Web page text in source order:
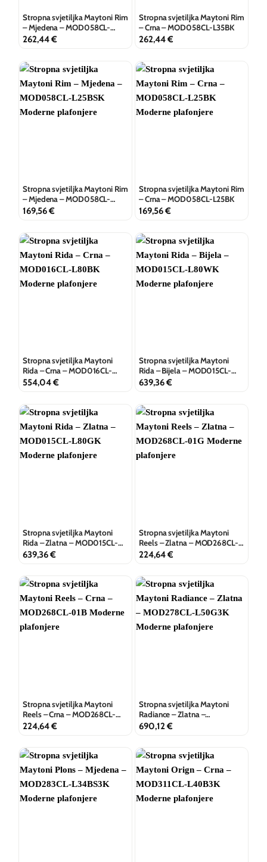
Stropna svjetiljka Maytoni Rim
– Mjedena – MOD058CL-
L35BSK
262,44€
Stropna svjetiljka Maytoni Rim
– Crna – MOD058CL-L35BK
262,44€
Stropna svjetiljka Maytoni Rim
– Mjedena – MOD058CL-
L25BSK
169,56€
Stropna svjetiljka Maytoni Rim
– Crna – MOD058CL-L25BK
169,56€
Stropna svjetiljka Maytoni
Rida – Crna – MOD016CL-
L80BK
554,04€
Stropna svjetiljka Maytoni
Rida – Bijela – MOD015CL-
L80WK
639,36€
Stropna svjetiljka Maytoni
Rida – Zlatna – MOD015CL-
L80GK
639,36€
Stropna svjetiljka Maytoni
Reels – Zlatna – MOD268CL-
01G
224,64€
Stropna svjetiljka Maytoni
Reels – Crna – MOD268CL-
01B
224,64€
Stropna svjetiljka Maytoni
Radiance – Zlatna –
MOD278CL-L50G3K
690,12€